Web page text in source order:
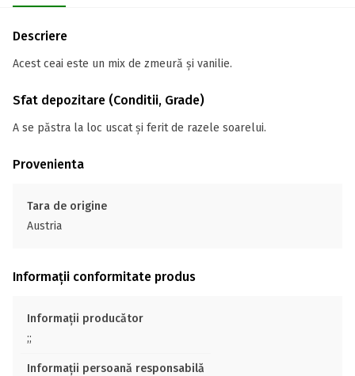
Descriere
Acest ceai este un mix de zmeură și vanilie.
Sfat depozitare (Conditii, Grade)
A se păstra la loc uscat și ferit de razele soarelui.
Provenienta
Tara de origine
Austria
Informații conformitate produs
Informații producător
;;
Informații persoană responsabilă